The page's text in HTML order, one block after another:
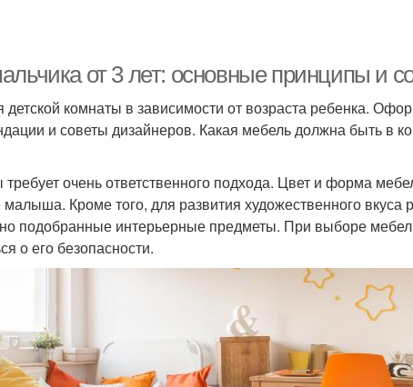
от 3 лет: основные принципы и
комнаты в зависимости от возраста ребенка.
и советы дизайнеров. Какая мебель должна быть в
очень ответственного подхода. Цвет и форма
малыша. Кроме того, для развития художественного вкуса
подобранные интерьерные предметы. При выборе
о его безопасности.